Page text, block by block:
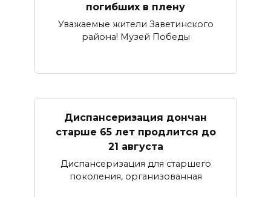
погибших в плену
Уважаемые жители Заветинского
района! Музей Победы
Диспансеризация дончан
старше 65 лет продлится до
21 августа
Диспансеризация для старшего
поколения, организованная